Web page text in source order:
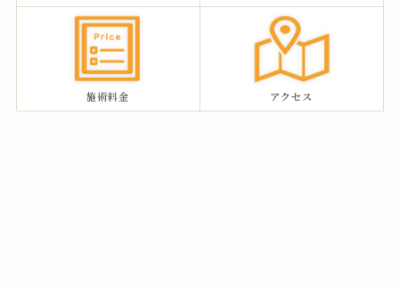
施術料金 アクセス